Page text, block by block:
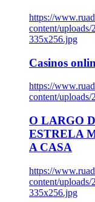
https://
content/uploads/
335x256.jpg
Casinos
https://
content/
O LARGO
ESTRELA
A CASA
https://
content/
335x256.jpg